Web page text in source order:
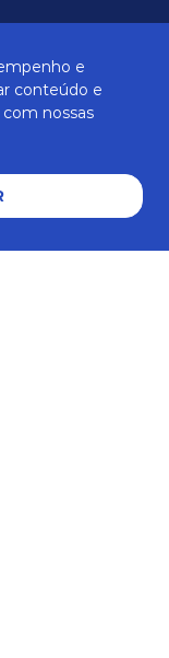
e
conteúdo e
nossas